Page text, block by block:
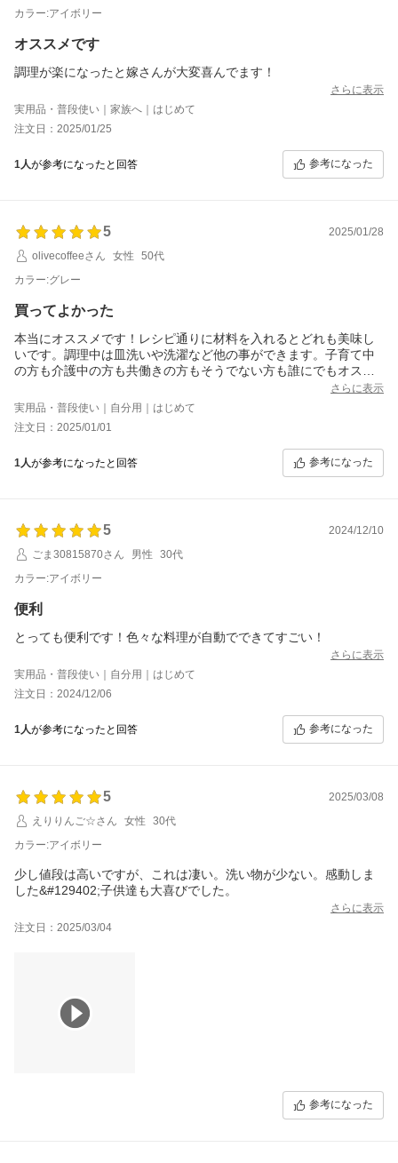
カラー:アイボリー
オススメです
調理が楽になったと嫁さんが大変喜んでます！
さらに表示
実用品・普段使い｜家族へ｜はじめて
注文日：2025/01/25
1人が参考になったと回答 参考になった
5
2025/01/28
olivecoffeeさん
女性
50代
カラー:グレー
買ってよかった
本当にオススメです！レシピ通りに材料を入れるとどれも美味し
いです。調理中は皿洗いや洗濯など他の事ができます。子育て中
の方も介護中の方も共働きの方もそうでない方も誰にでもオスス
さらに表示
実用品・普段使い｜自分用｜はじめて
注文日：2025/01/01
1人が参考になったと回答 参考になった
5
2024/12/10
ごま30815870さん
男性
30代
カラー:アイボリー
便利
とっても便利です！色々な料理が自動でできてすごい！
さらに表示
実用品・普段使い｜自分用｜はじめて
注文日：2024/12/06
1人が参考になったと回答 参考になった
5
2025/03/08
えりりんご☆さん
女性
30代
カラー:アイボリー
少し値段は高いですが、これは凄い。洗い物が少ない。感動しま
した&#129402;子供達も大喜びでした。
さらに表示
注文日：2025/03/04
参考になった